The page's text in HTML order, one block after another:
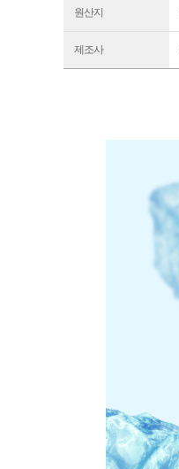
원산지
제조사